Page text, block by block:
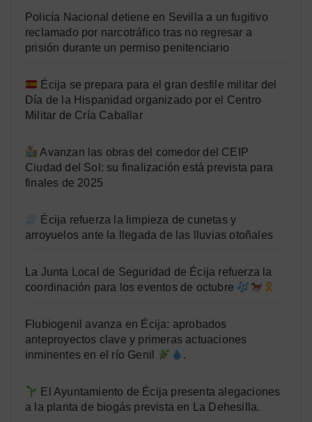
Policía Nacional detiene en Sevilla a un fugitivo
reclamado por narcotráfico tras no regresar a
prisión durante un permiso penitenciario
Écija se prepara para el gran desfile militar del
Día de la Hispanidad organizado por el Centro
Militar de Cría Caballar
Avanzan las obras del comedor del CEIP
Ciudad del Sol: su finalización está prevista para
finales de 2025
Écija refuerza la limpieza de cunetas y
arroyuelos ante la llegada de las lluvias otoñales
La Junta Local de Seguridad de Écija refuerza la
coordinación para los eventos de octubre
Flubiogenil avanza en Écija: aprobados
anteproyectos clave y primeras actuaciones
inminentes en el río Genil
.
El Ayuntamiento de Écija presenta alegaciones
a la planta de biogás prevista en La Dehesilla.